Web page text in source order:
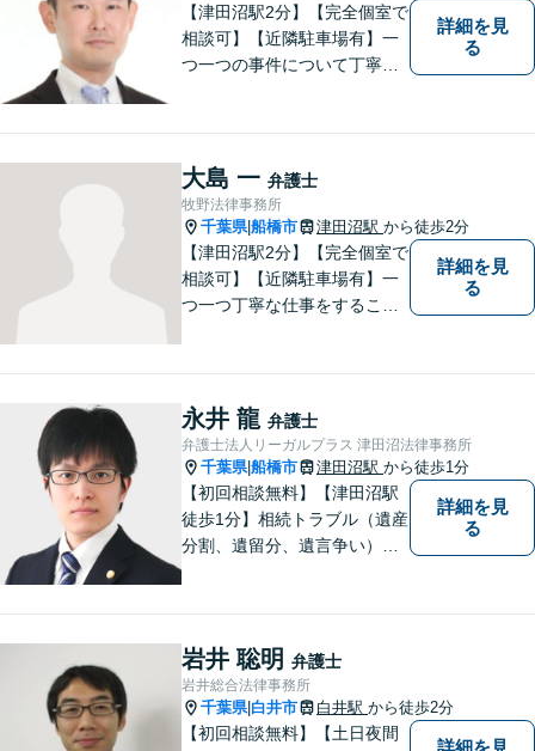
【津田沼駅2分】【完全個室で
相談可】【近隣駐車場有】一
つ一つの事件について丁寧に
市の牧野法律事務所へお気軽
にご相談下さい。
詳細を見
る
大島 一 弁護士
牧野法律事務所
千葉県|船橋市 津田沼駅 から徒歩2分
【津田沼駅2分】【完全個室で
相談可】【近隣駐車場有】一
つ一つ丁寧な仕事をすること
葉県船橋市の牧野法律事務所
へお気軽にご相談下さい。
詳細を見
る
永井 龍 弁護士
弁護士法人リーガルプラス 津田沼法律事務所
千葉県|船橋市 津田沼駅 から徒歩1分
【初回相談無料】【津田沼駅
徒歩1分】相続トラブル（遺産
分割、遺留分、遺言争い）、
詳細を見
る
岩井 聡明 弁護士
岩井総合法律事務所
千葉県| 白井市 白井駅 から徒歩2分
【初回相談無料】【土日夜間
詳細を見